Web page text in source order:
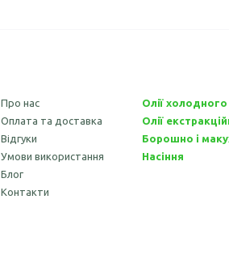
Про нас
Оплата та доставка
Відгуки
Умови використання
Блог
Контакти
Олії
Олії
Борошно і
Насіння